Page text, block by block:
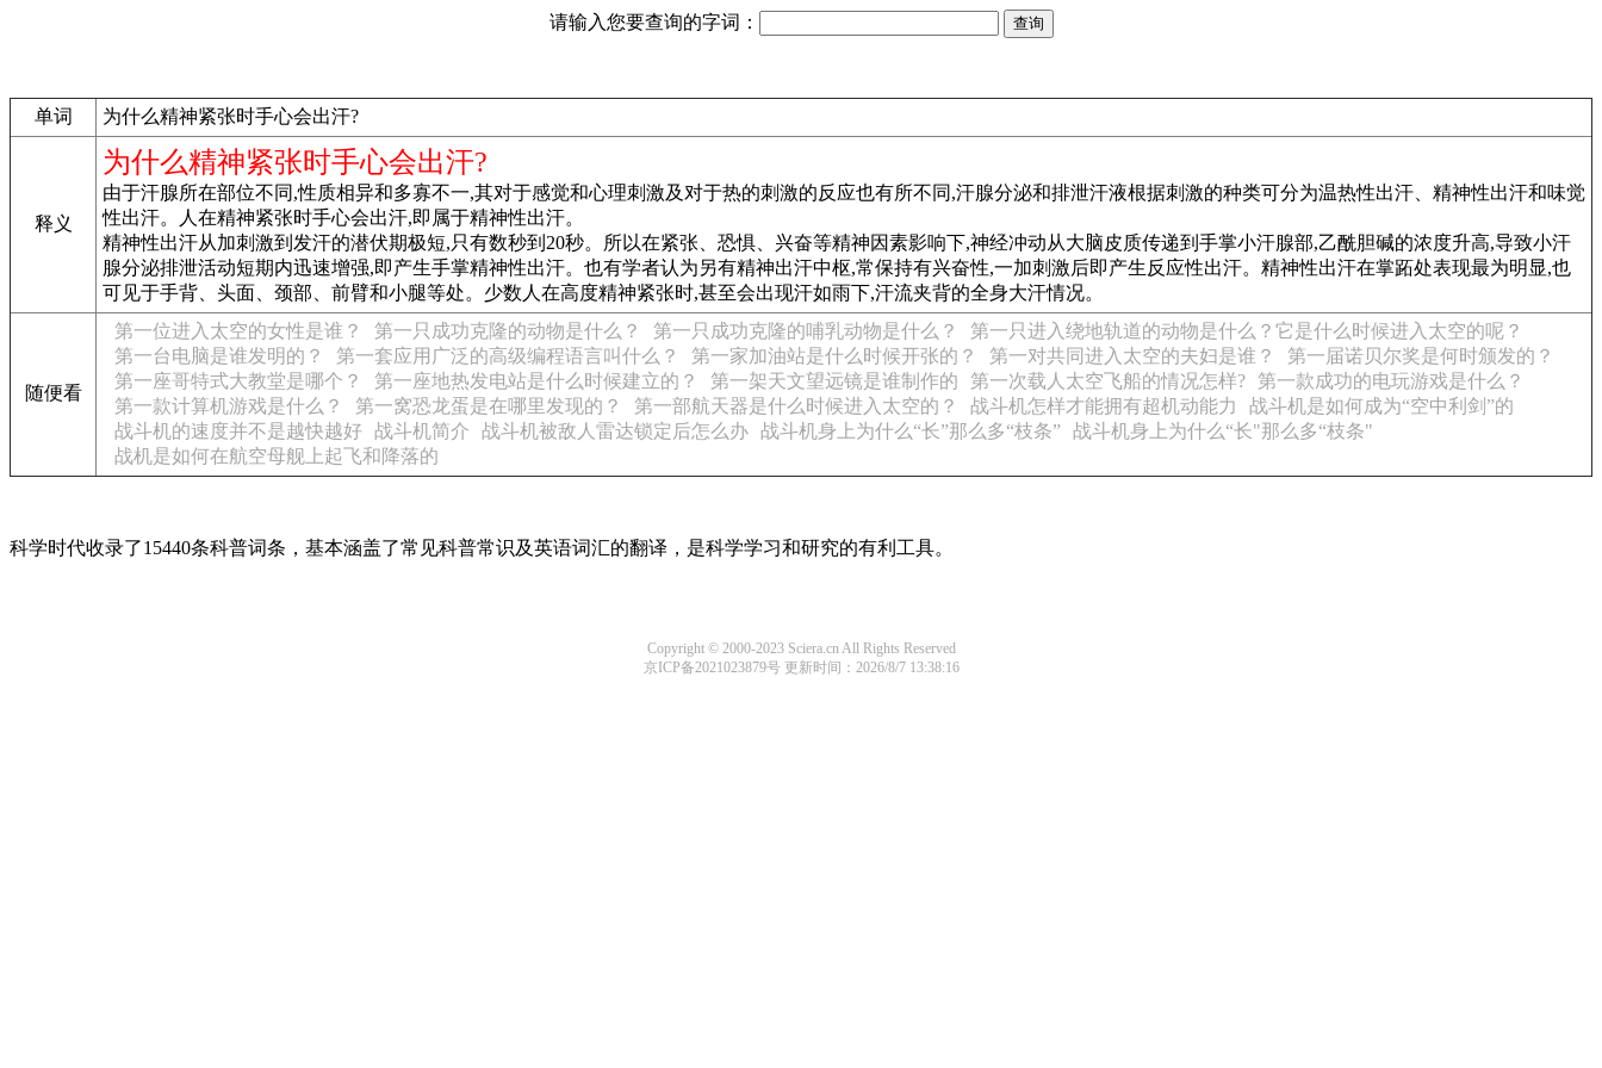
请输入您要查询的字词：
单词 为什么精神紧张时手心会出汗?
释义
为什么精神紧张时手心会出汗?
由于汗腺所在部位不同,性质相异和多寡不一,其对于感觉和心理刺激及对于热的刺激的反应也有所不同,汗腺分泌和排泄汗液根据刺激的种类可分为温热性出汗、精神性出汗和味觉
性出汗。人在精神紧张时手心会出汗,即属于精神性出汗。
精神性出汗从加刺激到发汗的潜伏期极短,只有数秒到20秒。所以在紧张、恐惧、兴奋等精神因素影响下,神经冲动从大脑皮质传递到手掌小汗腺部,乙酰胆碱的浓度升高,导致小汗
腺分泌排泄活动短期内迅速增强,即产生手掌精神性出汗。也有学者认为另有精神出汗中枢,常保持有兴奋性,一加刺激后即产生反应性出汗。精神性出汗在掌跖处表现最为明显,也
可见于手背、头面、颈部、前臂和小腿等处。少数人在高度精神紧张时,甚至会出现汗如雨下,汗流夹背的全身大汗情况。
随便看
第一位进入太空的女性是谁？ 第一只成功克隆的动物是什么？ 第一只成功克隆的哺乳动物是什么？
第一只进入绕地轨道的动物是什么？它是什么时候进入太空的呢？
第一台电脑是谁发明的？
第一套应用广泛的高级编程语言叫什么？ 第一家加油站是什么时候开张的？ 第一对共同进入太空的夫妇是谁？
第一届诺贝尔奖是何时颁发的？
第一座哥特式大教堂是哪个？
第一座地热发电站是什么时候建立的？ 第一架天文望远镜是谁制作的 第一次载人太空飞船的情况怎样? 第一款成功的电玩游戏是什么？
第一款计算机游戏是什么？
第一窝恐龙蛋是在哪里发现的？ 第一部航天器是什么时候进入太空的？ 战斗机怎样才能拥有超机动能力
战斗机是如何成为“空中利剑”的
战斗机的速度并不是越快越好 战斗机简介 战斗机被敌人雷达锁定后怎么办 战斗机身上为什么“长”那么多“枝条” 战斗机身上为什么“长"那么多“枝条"
战机是如何在航空母舰上起飞和降落的
科学时代收录了15440条科普词条，基本涵盖了常见科普常识及英语词汇的翻译，是科学学习和研究的有利工具。
Copyright © 2000-2023 Sciera.cn All Rights Reserved
京ICP备2021023879号更新时间：2026/8/7 13:38:16